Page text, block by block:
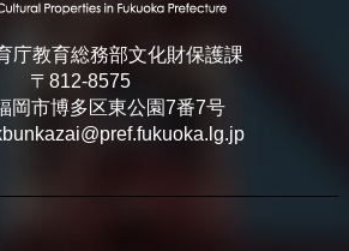
庁教育総務部文化財保護課
〒812-8575
岡市博多区東公園7番7号